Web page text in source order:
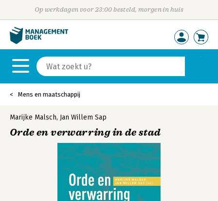
Op werkdagen voor 23:00 besteld, morgen in huis
Mens en maatschappij
Marijke Malsch, Jan Willem Sap
Orde en verwarring in de stad